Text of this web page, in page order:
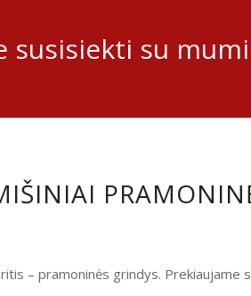
susisiekti su
– pramoninės grindys.